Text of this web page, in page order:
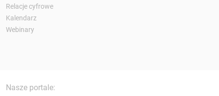
Relacje cyfrowe
Kalendarz
Webinary
Nasze portale: